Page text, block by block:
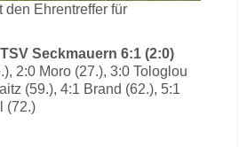
den Ehrentreffer für
Seckmauern 6:1 (2:0)
2:0 Moro (27.), 3:0 Tologlou
(59.), 4:1 Brand (62.), 5:1
(72.)